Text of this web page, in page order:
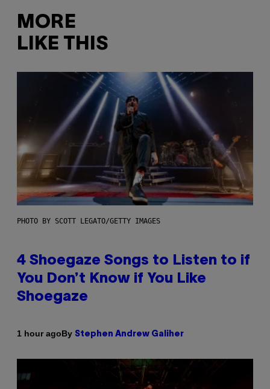
MORE
LIKE THIS
PHOTO BY SCOTT LEGATO/GETTY IMAGES
4 Shoegaze Songs to Listen to if
You Don’t Know if You Like
Shoegaze
1 hour agoBy Stephen Andrew Galiher